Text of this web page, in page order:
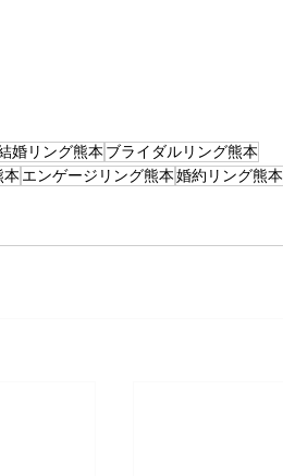
婚リング熊本 ブライダルリング熊本
本 エンゲージリング熊本婚約リング熊本